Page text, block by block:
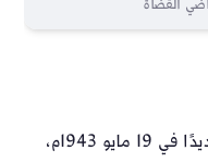
في مثل هذا اليوم، قبل 83 عامًا، وتحديدًا في 19 مايو 1943م،